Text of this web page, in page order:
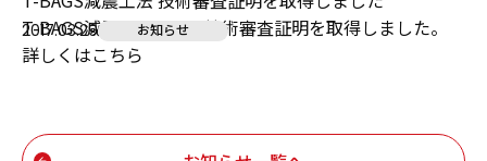
2017.03.29 お知らせ
T-BAGS減震工法にて、技術審査証明を取得しました。
詳しくはこちら